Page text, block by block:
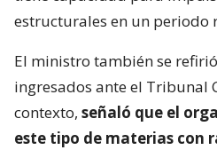
estructurales en un periodo
El ministro también se
ingresados ante el Tribunal
contexto, señaló que el
este tipo de materias con